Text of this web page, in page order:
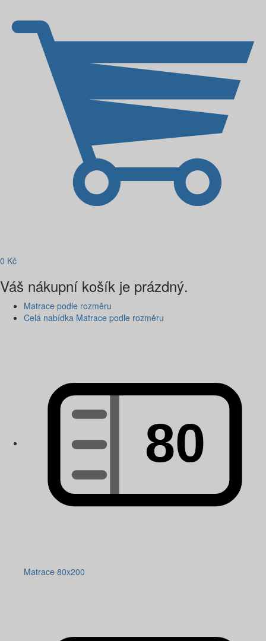
0 Kč
Váš nákupní košík je prázdný.
Matrace podle rozměru
Celá nabídka Matrace podle rozměru
Matrace 80x200